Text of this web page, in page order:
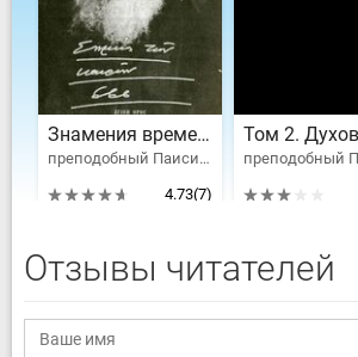
Знамения времен, 666
преподобный Паисий Святогорец
4.73(7)
Отзывы читателей